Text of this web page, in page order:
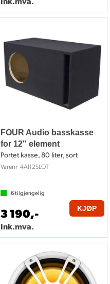
FOUR Audio basskasse
for 12" element
Portet kasse, 80 liter, sort
Varenr 4AI12SLOT
6tilgjengelig
3 190,-
Ink.mva.
KJØP